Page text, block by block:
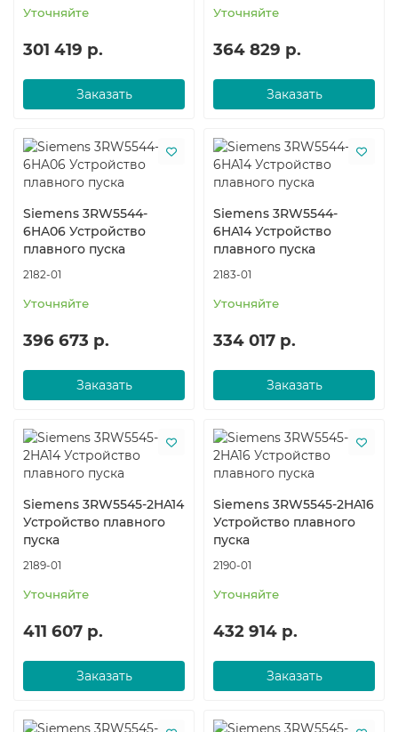
Уточняйте
301 419 р.
Заказать
Уточняйте
364 829 р.
Заказать
Siemens 3RW5544-
6HA06 Устройство
плавного пуска
2182-01
Уточняйте
396 673 р.
Заказать
Siemens 3RW5544-
6HA14 Устройство
плавного пуска
2183-01
Уточняйте
334 017 р.
Заказать
Siemens 3RW5545-2HA14
Устройство плавного
пуска
2189-01
Уточняйте
411 607 р.
Заказать
Siemens 3RW5545-2HA16
Устройство плавного
пуска
2190-01
Уточняйте
432 914 р.
Заказать